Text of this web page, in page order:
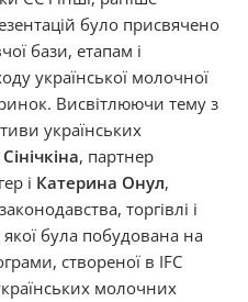
було присвячено
бази, етапам і
української молочної
Висвітлюючи тему з
українських
, партнер
і Катерина Онул,
торгівлі і
якої була побудована на
створеної в IFC
молочних